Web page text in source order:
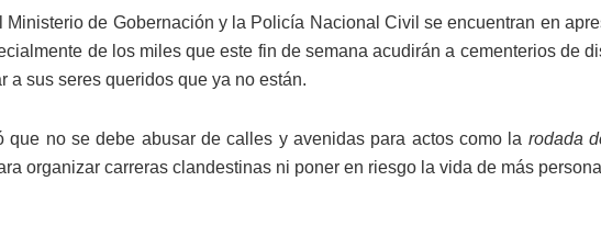
Ministerio de Gobernación y la Policía Nacional Civil se encuentran en
de los miles que este fin de semana acudirán a cementerios de
a sus seres queridos que ya no están.
que no se debe abusar de calles y avenidas para actos como la rodada
organizar carreras clandestinas ni poner en riesgo la vida de más